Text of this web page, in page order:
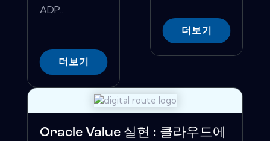
ADP...
더보기
더보기
Oracle Value 실현 : 클라우드에